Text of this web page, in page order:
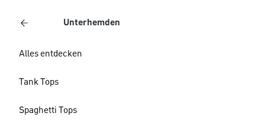
Unterhemden
Alles entdecken
Tank Tops
Spaghetti Tops